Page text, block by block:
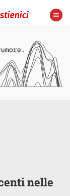
nelle